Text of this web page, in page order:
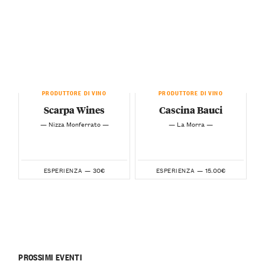
PRODUTTORE DI VINO
Scarpa Wines
— Nizza Monferrato —
ESPERIENZA — 30€
PRODUTTORE DI VINO
Cascina Bauci
— La Morra —
ESPERIENZA — 15.00€
PROSSIMI EVENTI